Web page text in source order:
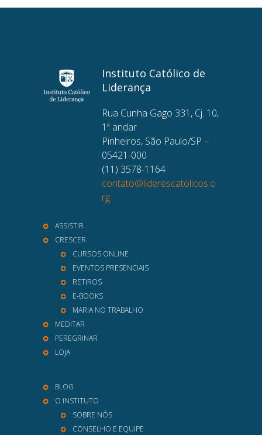
Instituto Católico de
Liderança
Rua Cunha Gago 331, Cj. 10,
1ª andar
Pinheiros, São Paulo/SP –
05421-000
(11) 3578-1164
contato@liderescatolicos.o
rg
ASSISTIR
CRESCER
CURSOS ONLINE
EVENTOS PRESENCIAIS
RETIROS
E-BOOKS
MARIA NO TRABALHO
MEDITAR
PEREGRINAR
LOJA
BLOG
O INSTITUTO
SOBRE NÓS
CONSELHO E EQUIPE